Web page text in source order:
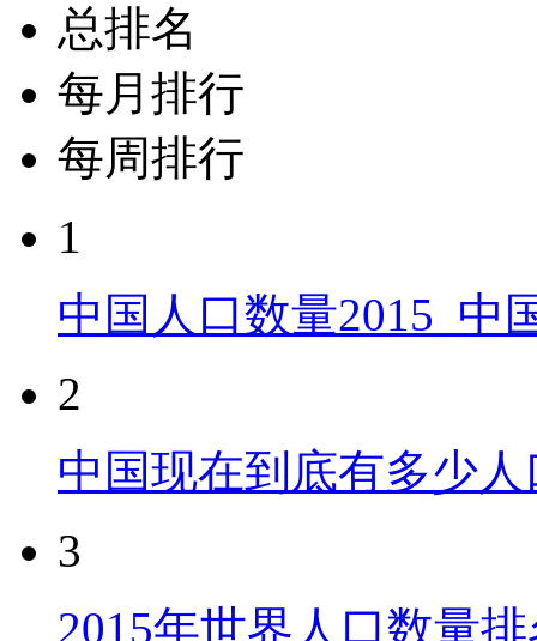
总排名
每月排行
每周排行
1
中国人口数量2015_中
2
中国现在到底有多少
3
2015年世界人口数量